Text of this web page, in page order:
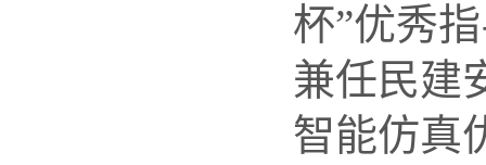
杯”优秀
兼任民建
智能仿真